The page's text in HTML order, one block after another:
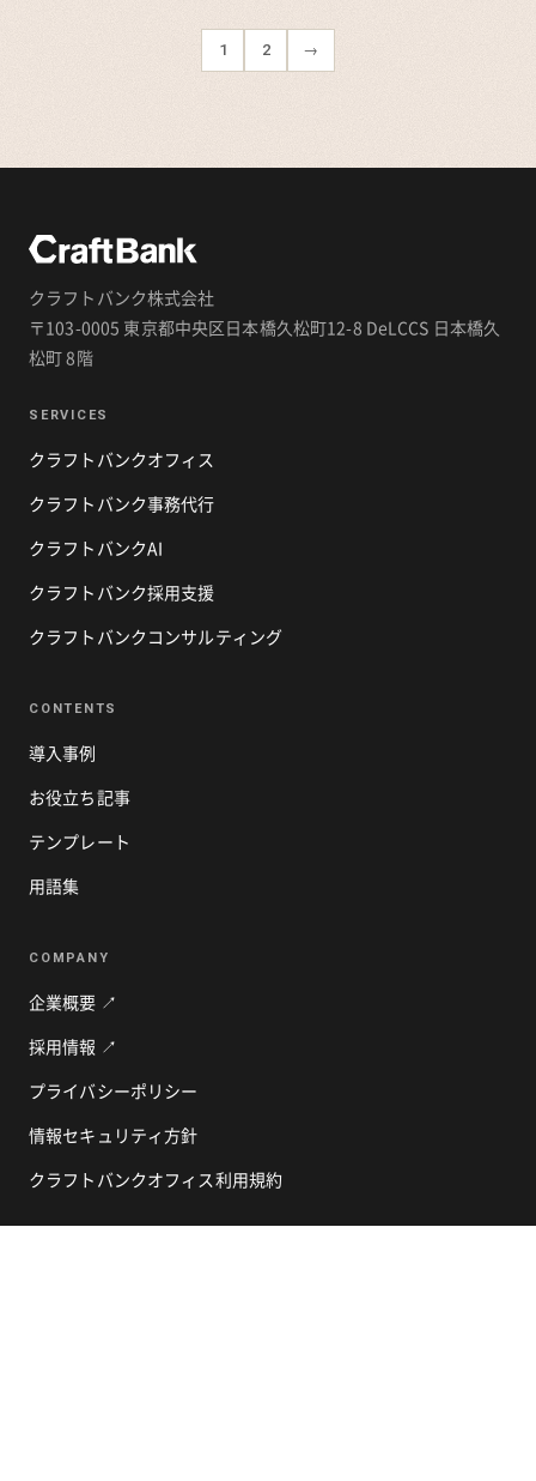
1 2 →
クラフトバンク株式会社
〒103-0005 東京都中央区日本橋久松町12-8 DeLCCS 日本橋久
松町 8階
SERVICES
クラフトバンクオフィス
クラフトバンク事務代行
クラフトバンクAI
クラフトバンク採用支援
クラフトバンクコンサルティング
CONTENTS
導入事例
お役立ち記事
テンプレート
用語集
COMPANY
企業概要 ↗
採用情報 ↗
プライバシーポリシー
情報セキュリティ方針
クラフトバンクオフィス利用規約